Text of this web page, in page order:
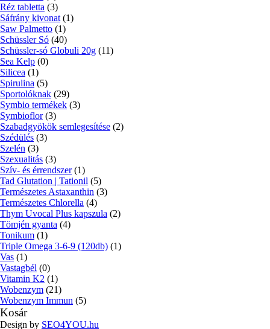
Réz tabletta (3)
Sáfrány kivonat (1)
Saw Palmetto (1)
Schüssler Só (40)
Schüssler-só Globuli 20g (11)
Sea Kelp (0)
Silicea (1)
Spirulina (5)
Sportolóknak (29)
Symbio termékek (3)
Symbioflor (3)
Szabadgyökök semlegesítése (2)
Szédülés (3)
Szelén (3)
Szexualitás (3)
Szív- és érrendszer (1)
Tad Glutation | Tationil (5)
Természetes Astaxanthin (3)
Természetes Chlorella (4)
Thym Uvocal Plus kapszula (2)
Tömjén gyanta (4)
Tonikum (1)
Triple Omega 3-6-9 (120db) (1)
Vas (1)
Vastagbél (0)
Vitamin K2 (1)
Wobenzym (21)
Wobenzym Immun (5)
Kosár
Design by SEO4YOU.hu